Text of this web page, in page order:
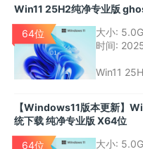
保留了系
er加密等
在于免激
需要激活
Win11 25H2纯净专业版
64位 大小: 5.0G
时间:
Win11
必要的应
适合个人
【Windows11版本更新】
统下载 纯净专业版 X64位
64位 大小: 5.0G